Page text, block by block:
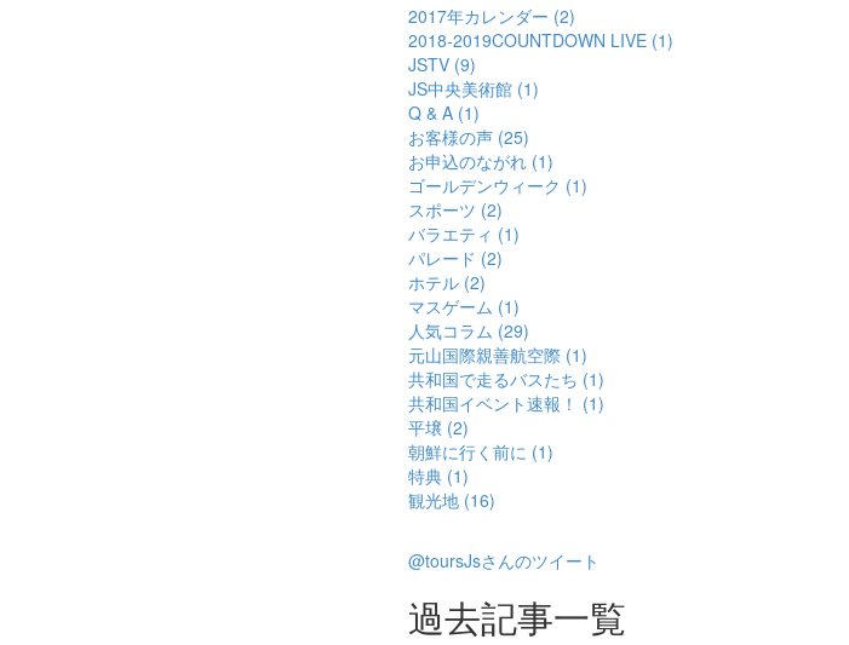
2017年カレンダー (2)
2018-2019COUNTDOWN LIVE (1)
JSTV (9)
JS中央美術館 (1)
Q & A (1)
お客様の声 (25)
お申込のながれ (1)
ゴールデンウィーク (1)
スポーツ (2)
バラエティ (1)
パレード (2)
ホテル (2)
マスゲーム (1)
人気コラム (29)
元山国際親善航空際 (1)
共和国で走るバスたち (1)
共和国イベント速報！ (1)
平壌 (2)
朝鮮に行く前に (1)
特典 (1)
観光地 (16)
@toursJsさんのツイート
過去記事一覧